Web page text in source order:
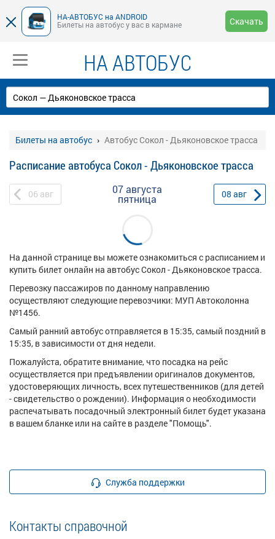
НА-АВТОБУС на ANDROID
Билеты на автобус у вас в кармане
Скачать
НА АВТОБУС
Билеты на автобус Автобус Сокол - Дьяконовское трасса
Расписание автобуса Сокол - Дьяконовское трасса
06 авг 07 августа
пятница 08 авг
На данной странице вы можете ознакомиться с расписанием и
купить билет онлайн на автобус Сокол - Дьяконовское трасса.
Перевозку пассажиров по данному направлению
осуществляют следующие перевозчики: МУП Автоколонна
№1456.
Самый ранний автобус отправляется в 15:35, самый поздний в
15:35, в зависимости от дня недели.
Пожалуйста, обратите внимание, что посадка на рейс
осуществляется при предъявлении оригиналов документов,
удостоверяющих личность, всех путешественников (для детей
- свидетельство о рождении). Информация о необходимости
распечатывать посадочный электронный билет будет указана
в вашем бланке или на сайте в разделе "Помощь".
Служба поддержки
Контакты справочной